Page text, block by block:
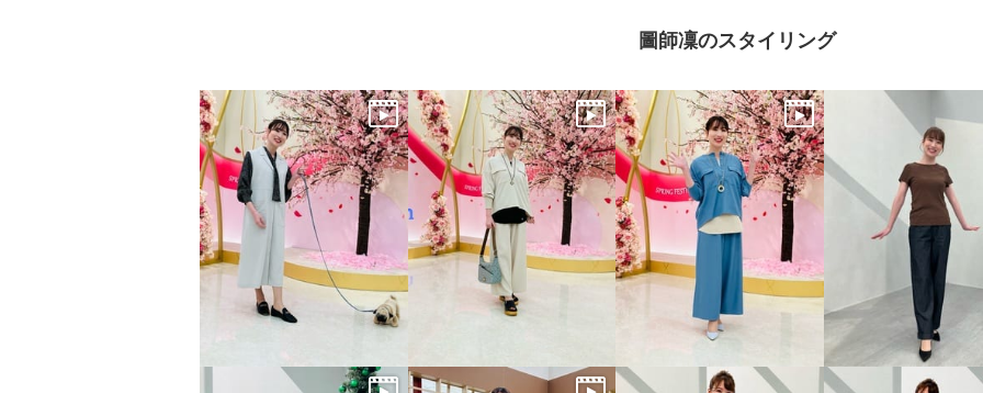
圖師凜のスタイリング